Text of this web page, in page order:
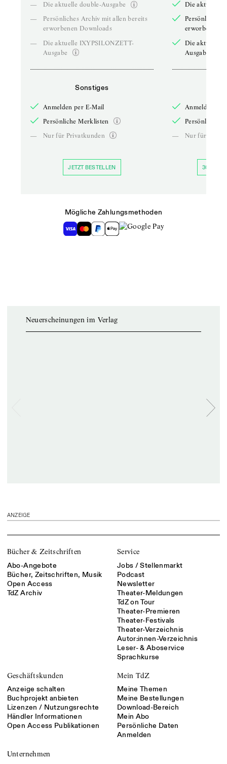
—
Die aktuelle double-Ausgabe
—
Persönliches Archiv mit allen bereits
erworbenen Downloads
—
Die aktuelle IXYPSILONZETT-
Ausgabe
Sonstiges
Anmelden per E-Mail
Persönliche Merklisten
—
Nur für Privatkunden
JETZT BESTELLEN
Die aktuelle
Persönliches
erworbenen
Die aktuelle
Ausgabe
Anmelden
Persönliche
—
Nur für
30 TAGE
Mögliche Zahlungsmethoden
Neuerscheinungen im Verlag
ANZEIGE
Bücher & Zeitschriften
Abo-Angebote
Bücher, Zeitschriften, Musik
Open Access
TdZ Archiv
Service
Jobs / Stellenmarkt
Podcast
Newsletter
Theater-Meldungen
TdZ on Tour
Theater-Premieren
Theater-Festivals
Theater-Verzeichnis
Autor:innen-Verzeichnis
Leser- & Aboservice
Sprachkurse
Geschäftskunden
Anzeige schalten
Buchprojekt anbieten
Lizenzen / Nutzungsrechte
Händler Informationen
Open Access Publikationen
Mein TdZ
Meine Themen
Meine Bestellungen
Download-Bereich
Mein Abo
Persönliche Daten
Anmelden
Unternehmen